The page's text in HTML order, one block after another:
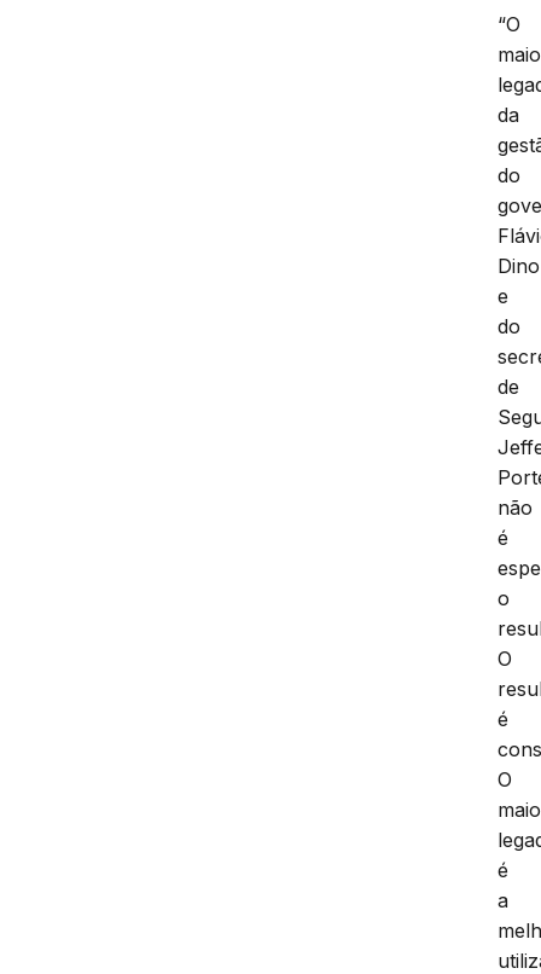
“O
da
do
Dino
e
do
de
não
é
o
O
é
O
é
a